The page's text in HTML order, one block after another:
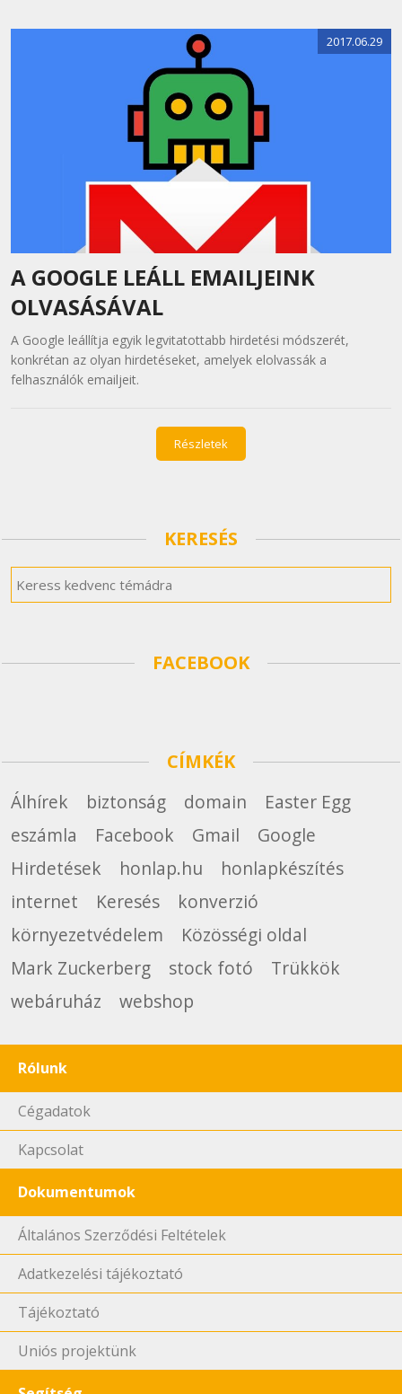
2017.06.29
A GOOGLE LEÁLL EMAILJEINK
OLVASÁSÁVAL
A Google leállítja egyik legvitatottabb hirdetési módszerét,
konkrétan az olyan hirdetéseket, amelyek elolvassák a
felhasználók emailjeit.
Részletek
KERESÉS
FACEBOOK
CÍMKÉK
Álhírek
biztonság domain
Easter Egg
eszámla
Facebook Gmail
Google
Hirdetések
honlap.hu
honlapkészítés
internet
Keresés
konverzió
környezetvédelem
Közösségi oldal
Mark Zuckerberg
stock fotó
Trükkök
webáruház
webshop
Rólunk
Cégadatok
Kapcsolat
Dokumentumok
Általános Szerződési Feltételek
Adatkezelési tájékoztató
Tájékoztató
Uniós projektünk